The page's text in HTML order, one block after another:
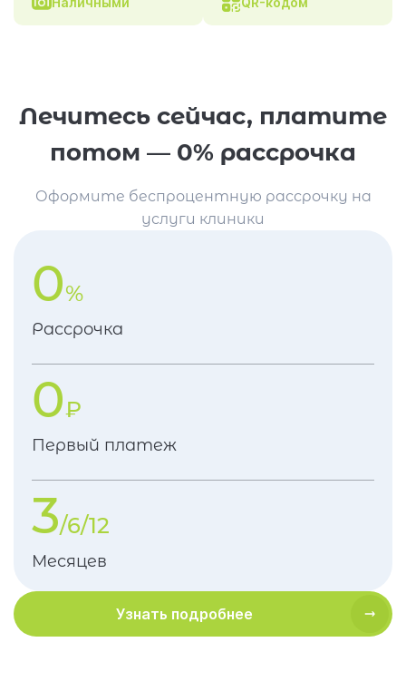
Лечитесь сейчас, платите
потом — 0% рассрочка
Оформите беспроцентную рассрочку на
услуги клиники
0%
Рассрочка
0₽
Первый платеж
3/6/12
Месяцев
Узнать подробнее